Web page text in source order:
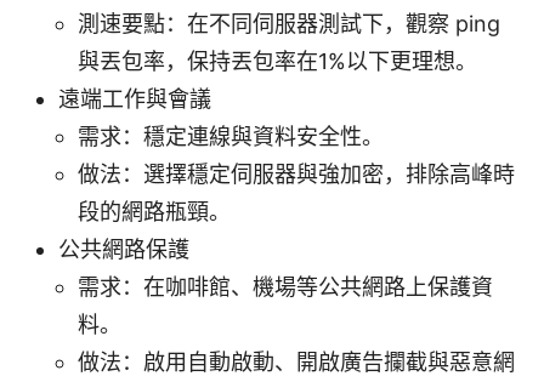
測速要點：在不同伺服器測試下，觀察 ping
與丟包率，保持丟包率在1%以下更理想。
遠端工作與會議
需求：穩定連線與資料安全性。
做法：選擇穩定伺服器與強加密，排除高峰時
段的網路瓶頸。
公共網路保護
需求：在咖啡館、機場等公共網路上保護資
料。
做法：啟用自動啟動、開啟廣告攔截與惡意網